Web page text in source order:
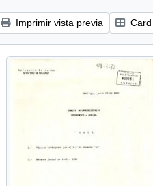
Imprimir vista previa